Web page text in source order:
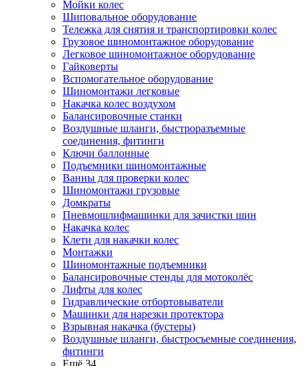
Мойки колес
Шиповальное оборудование
Тележка для снятия и транспортировки колес
Грузовое шиномонтажное оборудование
Легковое шиномонтажное оборудование
Гайковерты
Вспомогательное оборудование
Шиномонтажи легковые
Накачка колес воздухом
Балансировочные станки
Воздушные шланги, быстроразъемные
соединения, фитинги
Ключи баллонные
Подъемники шиномонтажные
Ванны для проверки колес
Шиномонтажи грузовые
Домкраты
Пневмошлифмашинки для зачистки шин
Накачка колес
Клети для накачки колес
Монтажки
Шиномонтажные подъемники
Балансировочные стенды для мотоколёс
Лифты для колес
Гидравлические отбортовыватели
Машинки для нарезки протектора
Взрывная накачка (бустеры)
Воздушные шланги, быстросъемные соединения,
фитинги
Ещё 34